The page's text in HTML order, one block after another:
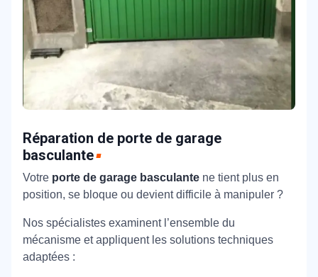
Réparation de porte de garage
basculante
Votre porte de garage basculante ne tient plus en
position, se bloque ou devient difficile à manipuler ?
Nos spécialistes examinent l’ensemble du
mécanisme et appliquent les solutions techniques
adaptées :